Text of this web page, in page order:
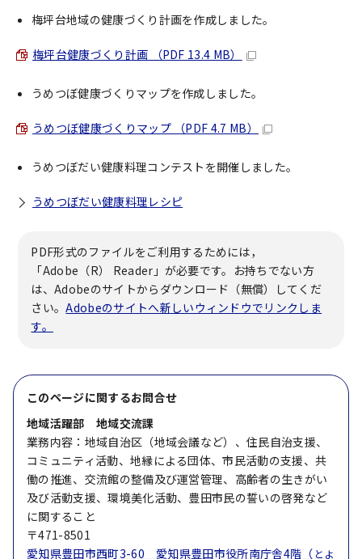
梅坪台地域の健康づくり計画を作成しました。
梅坪台健康づくり計画 （PDF 13.4 MB）
うめつぼ健康づくりマップを作成しました。
うめつぼ健康づくりマップ （PDF 4.7 MB）
うめつぼだい健康料理コンテストを開催しました。
うめつぼだい健康料理レシピ
PDF形式のファイルをご利用するためには，
「Adobe（R） Reader」が必要です。お持ちでない方
は、Adobeのサイトからダウンロード（無償）してくだ
さい。Adobeのサイトへ新しいウィンドウでリンクしま
す。
このページに関するお問合せ
地域活躍部 地域交流課
業務内容：地域自治区（地域会議など）、住民自治支援、
コミュニティ活動、地縁による団体、市民活動の支援、共
働の推進、交流館の整備及び運営管理、高齢者の生きがい
及び活動支援、環境美化活動、豊田市民の誓いの啓発など
に関すること
〒471-8501
愛知県豊田市西町3-60 愛知県豊田市役所南庁舎4階（ とよ